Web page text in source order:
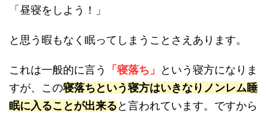
「昼寝をしよう！」
と思う暇もなく眠ってしまうことさえあります。
これは一般的に言う 「寝落ち」
という寝方になりま
すが、この寝落ちという寝方はいきなりノンレム睡
眠に入ることが出来ると言われています。ですから